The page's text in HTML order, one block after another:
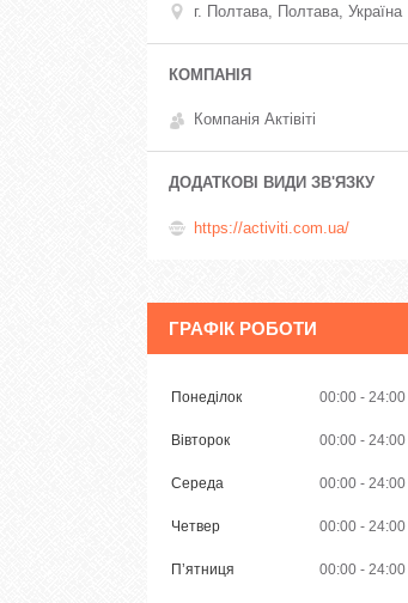
г. Полтава, Полтава, Україна
Компанія Актівіті
https://activiti.com.ua/
ГРАФІК РОБОТИ
Понеділок 00:00 24:00
Вівторок 00:00 24:00
Середа 00:00 24:00
Четвер 00:00 24:00
Пʼятниця 00:00 24:00